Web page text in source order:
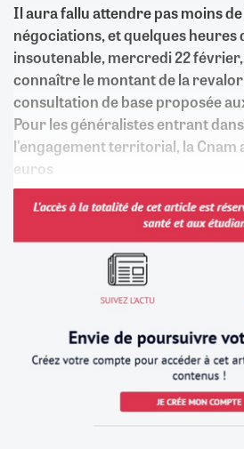
Il aura fallu attendre pas moins de
négociations, et quelques heures
insoutenable, mercredi 22
connaître le montant de la
consultation de base proposée
Pour les généralistes entrant
l'engagement territorial, la Cnam
euros